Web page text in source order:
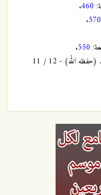
460
.
570
.
550
.
نقلا عن الموقع الرسمي لسماحة الشيخ عبدالله اليوسف (حفظه الله) - 12 / 11